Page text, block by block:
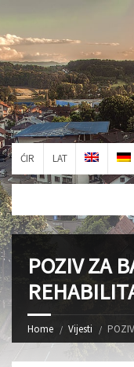
ĆIR LAT
POZIV ZA
Home Vijesti